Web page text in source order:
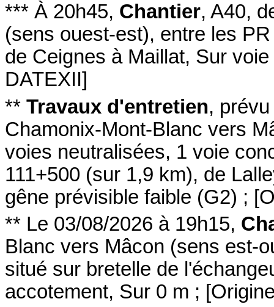
*** À 20h45, Chantier, A40,
(sens ouest-est), entre les
de Ceignes à Maillat, Sur
DATEXII]
** Travaux d'entretien,
Chamonix-Mont-Blanc vers
voies neutralisées, 1 voie
111+500 (sur 1,9 km), de
gêne prévisible faible (G2) ; [
** Le 03/08/2026 à 19h15,
Blanc vers Mâcon (sens est-
situé sur bretelle de
accotement, Sur 0 m ; [